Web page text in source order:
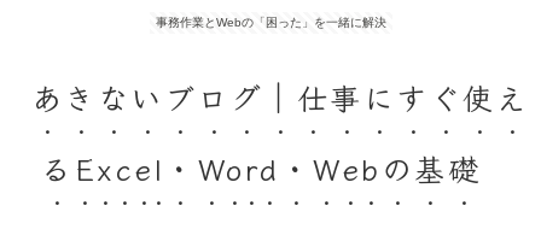
事務作業とWebの「困った」を一緒に解決
あきないブログ｜仕事にすぐ使え
るExcel・Word・Webの基礎